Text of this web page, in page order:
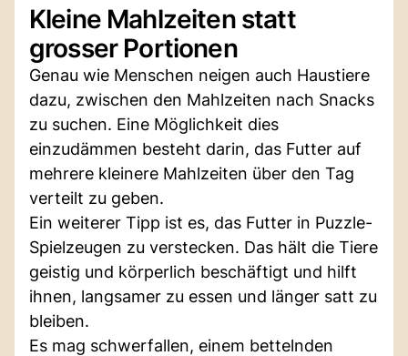
Kleine Mahlzeiten statt
grosser Portionen
Genau wie Menschen neigen auch Haustiere
dazu, zwischen den Mahlzeiten nach Snacks
zu suchen. Eine Möglichkeit dies
einzudämmen besteht darin, das Futter auf
mehrere kleinere Mahlzeiten über den Tag
verteilt zu geben.
Ein weiterer Tipp ist es, das Futter in Puzzle-
Spielzeugen zu verstecken. Das hält die Tiere
geistig und körperlich beschäftigt und hilft
ihnen, langsamer zu essen und länger satt zu
bleiben.
Es mag schwerfallen, einem bettelnden